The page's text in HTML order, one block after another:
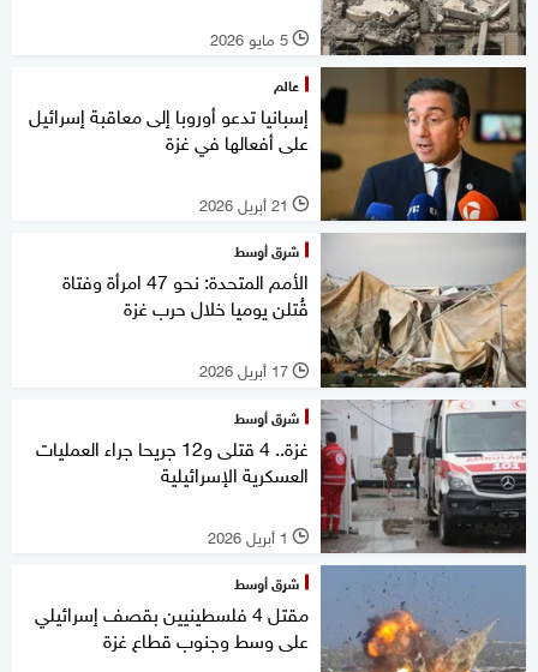
l 5 مايو 2026
عالم
إسبانيا تدعو أوروبا إلى معاقبة إسرائيل
على أفعالها في غزة
l 21 أبريل 2026
شرق أوسط
الأمم المتحدة: نحو 47 امرأة وفتاة
قُتلن يوميا خلال حرب غزة
l 17 أبريل 2026
شرق أوسط
غزة.. 4 قتلى و12 جريحا جراء العمليات
العسكرية الإسرائيلية
l 1 أبريل 2026
شرق أوسط
مقتل 4 فلسطينيين بقصف إسرائيلي
على وسط وجنوب قطاع غزة